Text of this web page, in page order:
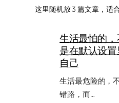
这里随机放 3 篇文章，适
生活最怕的
是在默认设
自己
生活最危险的，
错路，而…